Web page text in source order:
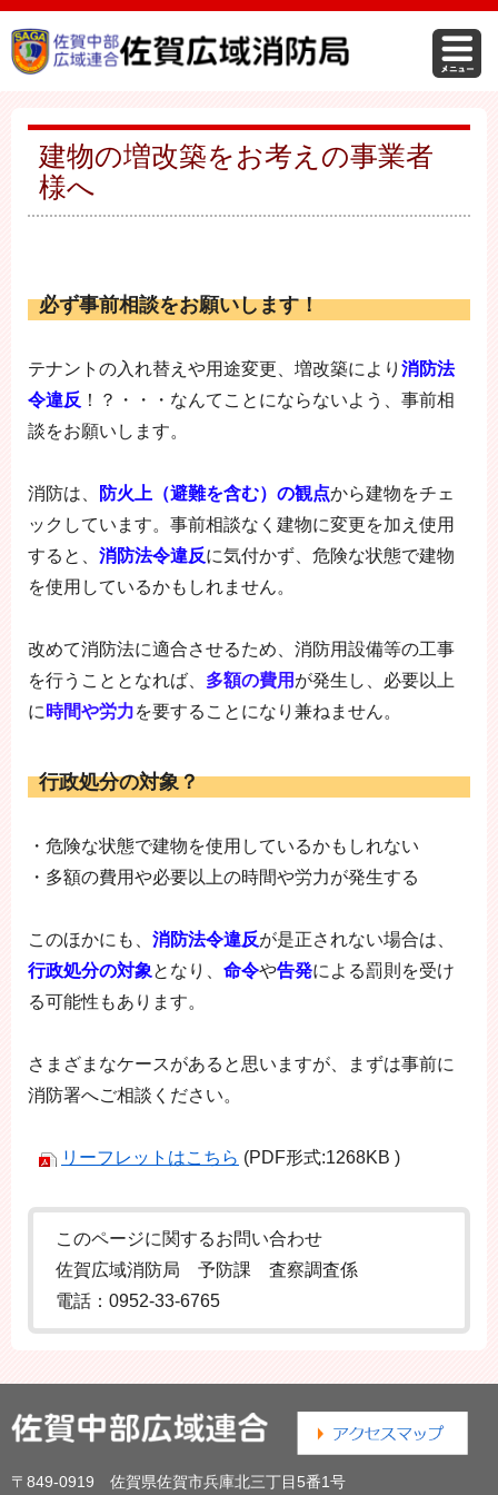
建物の増改築をお考えの事業者
様へ
必ず事前相談をお願いします！
テナントの入れ替えや用途変更、増改築により 消防法
令違反 ！？・・・なんてことにならないよう、事前相
談をお願いします。
消防は、 防火上（避難を含む）の観点から建物をチェ
ックしています。事前相談なく建物に変更を加え使用
すると、 消防法令違反に気付かず、危険な状態で建物
を使用しているかもしれません。
改めて消防法に適合させるため、消防用設備等の工事
を行うこととなれば、 多額の費用 が発生し、必要以上
に 時間や労力を要することになり兼ねません。
行政処分の対象？
・危険な状態で建物を使用しているかもしれない
・多額の費用や必要以上の時間や労力が発生する
このほかにも、 消防法令違反が是正されない場合は、
行政処分の対象となり、 命令や告発による罰則を受け
る可能性もあります。
さまざまなケースがあると思いますが、まずは事前に
消防署へご相談ください。
リーフレットはこちら (PDF形式:1268KB )
このページに関するお問い合わせ
佐賀広域消防局 予防課 査察調査係
電話：0952-33-6765
〒849-0919 佐賀県佐賀市兵庫北三丁目5番1号